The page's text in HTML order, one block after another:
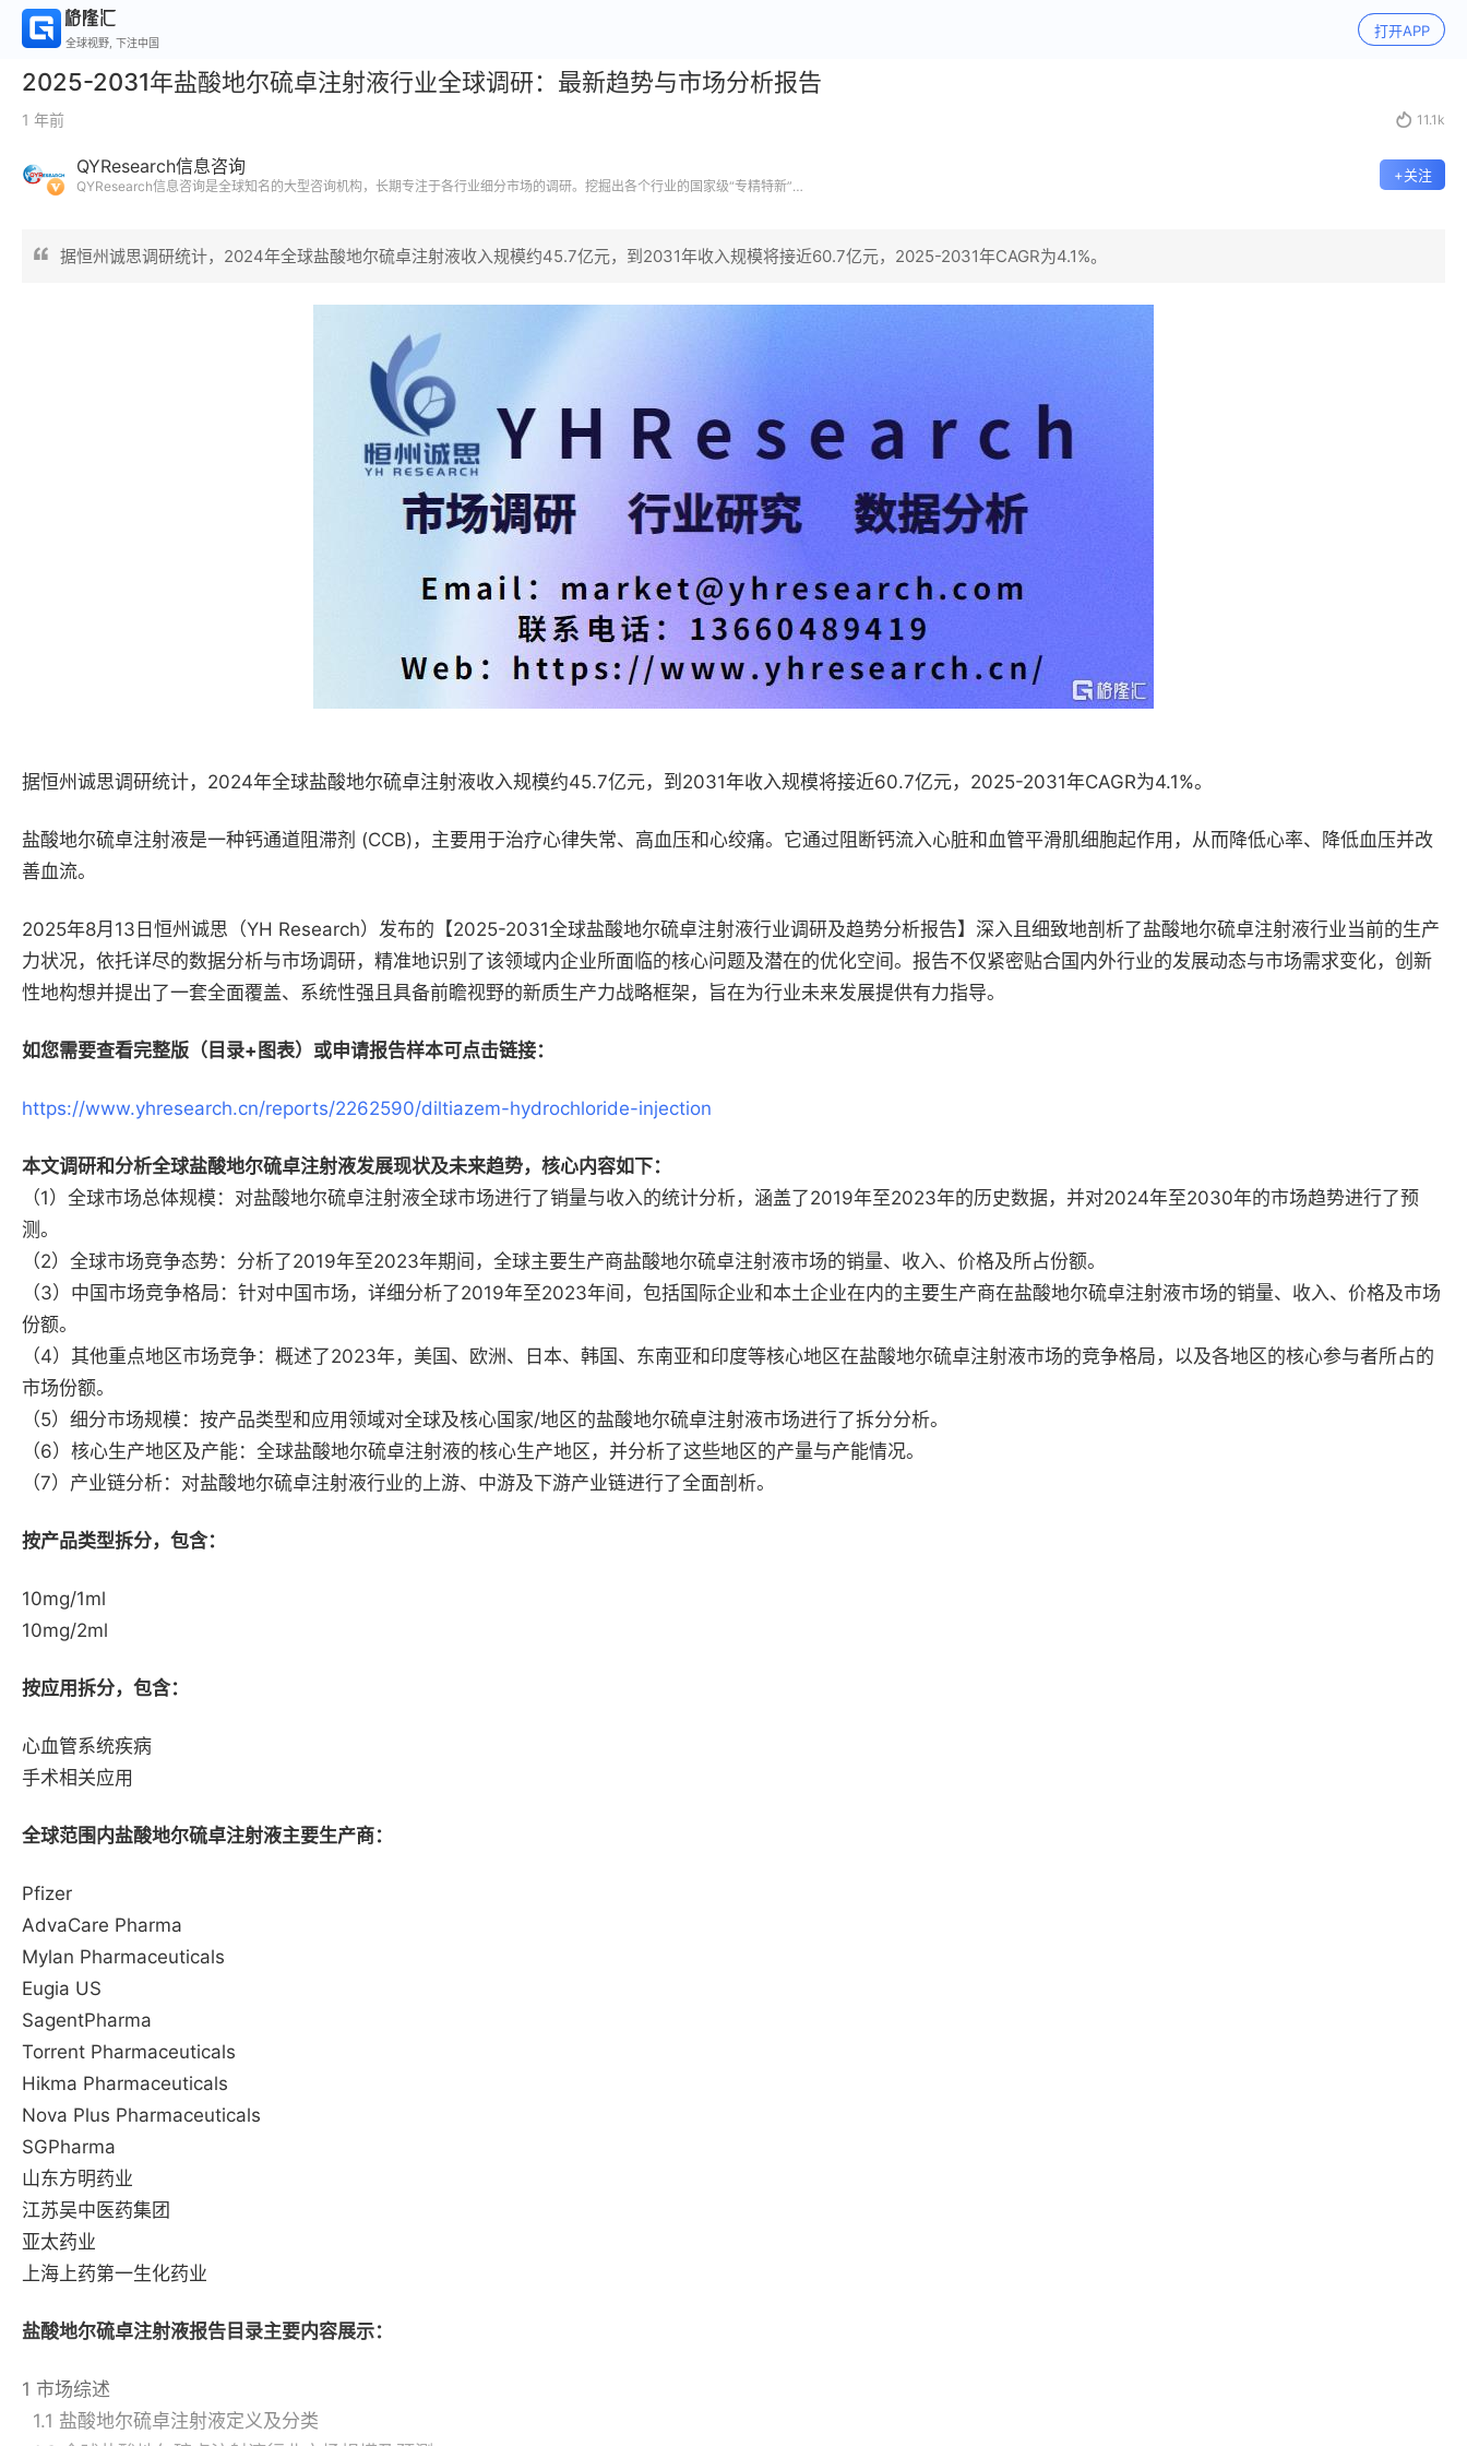
全球视野, 下注中国
打开APP
2025-2031年盐酸地尔硫卓注射液行业全球调研：最新趋势与市场分析报告
1 年前  11.1k
QYResearch信息咨询
QYResearch信息咨询是全球知名的大型咨询机构，长期专注于各行业细分市场的调研。挖掘出各个行业的国家级“专精特新”企
+关注
据恒州诚思调研统计，2024年全球盐酸地尔硫卓注射液收入规模约45.7亿元，到2031年收入规模将接近60.7亿元，2025-2031年CAGR为4.1%。
据恒州诚思调研统计，2024年全球盐酸地尔硫卓注射液收入规模约45.7亿元，到2031年收入规模将接近60.7亿元，2025-2031年CAGR为4.1%。
盐酸地尔硫卓注射液是一种钙通道阻滞剂 (CCB)，主要用于治疗心律失常、高血压和心绞痛。它通过阻断钙流入心脏和血管平滑肌细胞起作用，从而降低心率、降低血压并改
善血流。
2025年8月13日恒州诚思（YH Research）发布的【2025-2031全球盐酸地尔硫卓注射液行业调研及趋势分析报告】深入且细致地剖析了盐酸地尔硫卓注射液行业当前的生产
力状况，依托详尽的数据分析与市场调研，精准地识别了该领域内企业所面临的核心问题及潜在的优化空间。报告不仅紧密贴合国内外行业的发展动态与市场需求变化，创新
性地构想并提出了一套全面覆盖、系统性强且具备前瞻视野的新质生产力战略框架，旨在为行业未来发展提供有力指导。
如您需要查看完整版（目录+图表）或申请报告样本可点击链接：
https://www.yhresearch.cn/reports/2262590/diltiazem-hydrochloride-injection
本文调研和分析全球盐酸地尔硫卓注射液发展现状及未来趋势，核心内容如下：
（1）全球市场总体规模：对盐酸地尔硫卓注射液全球市场进行了销量与收入的统计分析，涵盖了2019年至2023年的历史数据，并对2024年至2030年的市场趋势进行了预
测。
（2）全球市场竞争态势：分析了2019年至2023年期间，全球主要生产商盐酸地尔硫卓注射液市场的销量、收入、价格及所占份额。
（3）中国市场竞争格局：针对中国市场，详细分析了2019年至2023年间，包括国际企业和本土企业在内的主要生产商在盐酸地尔硫卓注射液市场的销量、收入、价格及市场
份额。
（4）其他重点地区市场竞争：概述了2023年，美国、欧洲、日本、韩国、东南亚和印度等核心地区在盐酸地尔硫卓注射液市场的竞争格局，以及各地区的核心参与者所占的
市场份额。
（5）细分市场规模：按产品类型和应用领域对全球及核心国家/地区的盐酸地尔硫卓注射液市场进行了拆分分析。
（6）核心生产地区及产能：全球盐酸地尔硫卓注射液的核心生产地区，并分析了这些地区的产量与产能情况。
（7）产业链分析：对盐酸地尔硫卓注射液行业的上游、中游及下游产业链进行了全面剖析。
按产品类型拆分，包含：
10mg/1ml
10mg/2ml
按应用拆分，包含：
心血管系统疾病
手术相关应用
全球范围内盐酸地尔硫卓注射液主要生产商：
Pfizer
AdvaCare Pharma
Mylan Pharmaceuticals
Eugia US
SagentPharma
Torrent Pharmaceuticals
Hikma Pharmaceuticals
Nova Plus Pharmaceuticals
SGPharma
山东方明药业
江苏吴中医药集团
亚太药业
上海上药第一生化药业
盐酸地尔硫卓注射液报告目录主要内容展示：
1 市场综述
1.1 盐酸地尔硫卓注射液定义及分类